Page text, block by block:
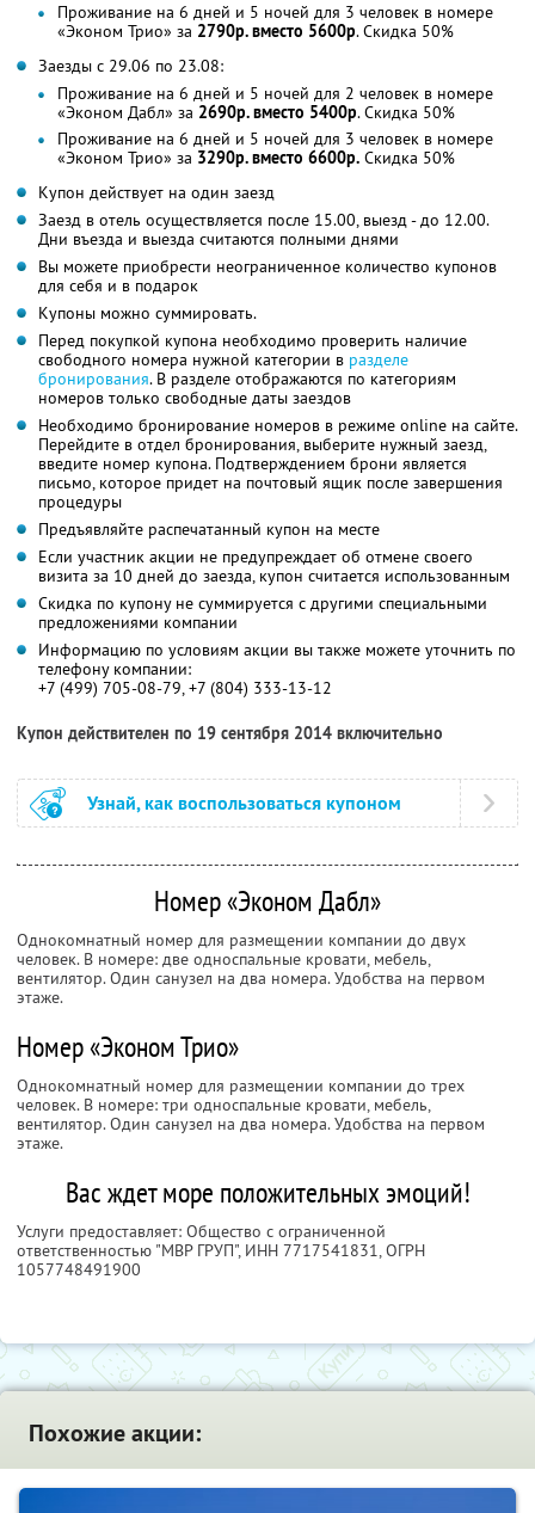
Проживание на 6 дней и 5 ночей для 3 человек в номере
«Эконом Трио» за 2790р. вместо 5600р. Скидка 50%
Заезды с 29.06 по 23.08:
Проживание на 6 дней и 5 ночей для 2 человек в номере
«Эконом Дабл» за 2690р. вместо 5400р. Скидка 50%
Проживание на 6 дней и 5 ночей для 3 человек в номере
«Эконом Трио» за 3290р. вместо 6600р. Скидка 50%
Купон действует на один заезд
Заезд в отель осуществляется после 15.00, выезд - до 12.00.
Дни въезда и выезда считаются полными днями
Вы можете приобрести неограниченное количество купонов
для себя и в подарок
Купоны можно суммировать.
Перед покупкой купона необходимо проверить наличие
свободного номера нужной категории в разделе
бронирования. В разделе отображаются по категориям
номеров только свободные даты заездов
Необходимо бронирование номеров в режиме online на сайте.
Перейдите в отдел бронирования, выберите нужный заезд,
введите номер купона. Подтверждением брони является
письмо, которое придет на почтовый ящик после завершения
процедуры
Предъявляйте распечатанный купон на месте
Если участник акции не предупреждает об отмене своего
визита за 10 дней до заезда, купон считается использованным
Скидка по купону не суммируется с другими специальными
предложениями компании
Информацию по условиям акции вы также можете уточнить по
телефону компании:
+7 (499) 705-08-79, +7 (804) 333-13-12
Купон действителен по 19 сентября 2014 включительно
Узнай, как воспользоваться купоном
Номер «Эконом Дабл»
Однокомнатный номер для размещении компании до двух
человек. В номере: две односпальные кровати, мебель,
вентилятор. Один санузел на два номера. Удобства на первом
этаже.
Номер «Эконом Трио»
Однокомнатный номер для размещении компании до трех
человек. В номере: три односпальные кровати, мебель,
вентилятор. Один санузел на два номера. Удобства на первом
этаже.
Вас ждет море положительных эмоций!
Услуги предоставляет: Общество с ограниченной
ответственностью "МВР ГРУП", ИНН 7717541831, ОГРН
1057748491900
Похожие акции: